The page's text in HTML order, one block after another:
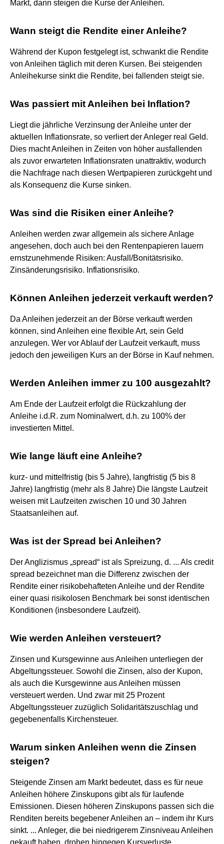
Markt, dann steigen die Kurse der Anleihen.
Wann steigt die Rendite einer Anleihe?
Während der Kupon festgelegt ist, schwankt die Rendite
von Anleihen täglich mit deren Kursen. Bei steigenden
Anleihekurse sinkt die Rendite, bei fallenden steigt sie.
Was passiert mit Anleihen bei Inflation?
Liegt die jährliche Verzinsung der Anleihe unter der
aktuellen Inflationsrate, so verliert der Anleger real Geld.
Dies macht Anleihen in Zeiten von höher ausfallenden
als zuvor erwarteten Inflationsraten unattraktiv, wodurch
die Nachfrage nach diesen Wertpapieren zurückgeht und
als Konsequenz die Kurse sinken.
Was sind die Risiken einer Anleihe?
Anleihen werden zwar allgemein als sichere Anlage
angesehen, doch auch bei den Rentenpapieren lauern
ernstzunehmende Risiken: Ausfall/Bonitätsrisiko.
Zinsänderungsrisiko. Inflationsrisiko.
Können Anleihen jederzeit verkauft werden?
Da Anleihen jederzeit an der Börse verkauft werden
können, sind Anleihen eine flexible Art, sein Geld
anzulegen. Wer vor Ablauf der Laufzeit verkauft, muss
jedoch den jeweiligen Kurs an der Börse in Kauf nehmen.
Werden Anleihen immer zu 100 ausgezahlt?
Am Ende der Laufzeit erfolgt die Rückzahlung der
Anleihe i.d.R. zum Nominalwert, d.h. zu 100% der
investierten Mittel.
Wie lange läuft eine Anleihe?
kurz- und mittelfristig (bis 5 Jahre), langfristig (5 bis 8
Jahre) langfristig (mehr als 8 Jahre) Die längste Laufzeit
weisen mit Laufzeiten zwischen 10 und 30 Jahren
Staatsanleihen auf.
Was ist der Spread bei Anleihen?
Der Anglizismus „spread“ ist als Spreizung, d. ... Als credit
spread bezeichnet man die Differenz zwischen der
Rendite einer risikobehafteten Anleihe und der Rendite
einer quasi risikolosen Benchmark bei sonst identischen
Konditionen (insbesondere Laufzeit).
Wie werden Anleihen versteuert?
Zinsen und Kursgewinne aus Anleihen unterliegen der
Abgeltungssteuer. Sowohl die Zinsen, also der Kupon,
als auch die Kursgewinne aus Anleihen müssen
versteuert werden. Und zwar mit 25 Prozent
Abgeltungssteuer zuzüglich Solidaritätszuschlag und
gegebenenfalls Kirchensteuer.
Warum sinken Anleihen wenn die Zinsen
steigen?
Steigende Zinsen am Markt bedeutet, dass es für neue
Anleihen höhere Zinskupons gibt als für laufende
Emissionen. Diesen höheren Zinskupons passen sich die
Renditen bereits begebener Anleihen an – indem ihr Kurs
sinkt. ... Anleger, die bei niedrigerem Zinsniveau Anleihen
gekauft haben, drohen hingegen Kursverluste.